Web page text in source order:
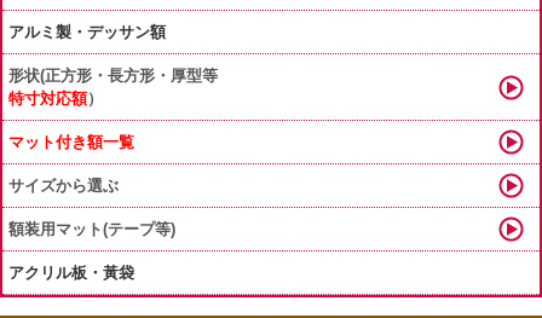
アルミ製・デッサン額
形状(正方形・長方形・厚型等
特寸対応額）
マット付き額一覧
サイズから選ぶ
額装用マット(テープ等)
アクリル板・黃袋